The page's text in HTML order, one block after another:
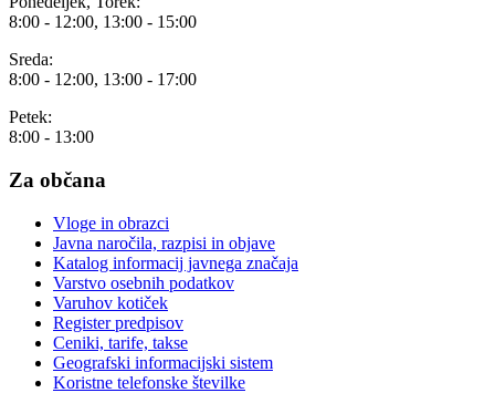
8:00 - 12:00, 13:00 - 15:00
Sreda:
8:00 - 12:00, 13:00 - 17:00
Petek:
8:00 - 13:00
Za občana
Vloge in obrazci
Javna naročila, razpisi in objave
Katalog informacij javnega značaja
Varstvo osebnih podatkov
Varuhov kotiček
Register predpisov
Ceniki, tarife, takse
Geografski informacijski sistem
Koristne telefonske številke